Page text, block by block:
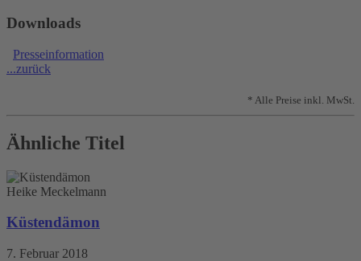
Downloads
Presseinformation
...zurück
* Alle Preise inkl. MwSt.
Ähnliche Titel
Heike Meckelmann
Küstendämon
7. Februar 2018